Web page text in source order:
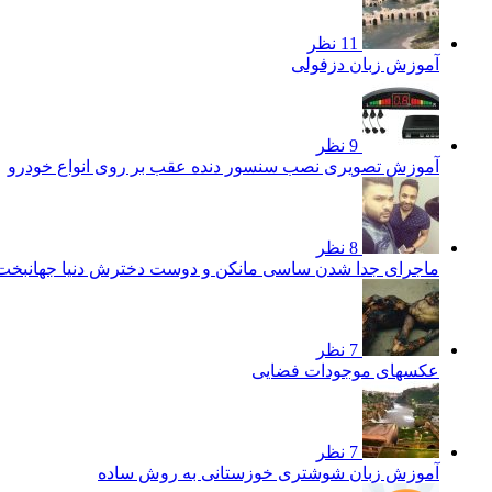
11 نظر
آموزش زبان دزفولی
9 نظر
آموزش تصویری نصب سنسور دنده عقب بر روی انواع خودرو
8 نظر
ماجرای جدا شدن ساسی مانکن و دوست دخترش دنیا
7 نظر
عکسهای موجودات فضایی
7 نظر
آموزش زبان شوشتری خوزستانی به روش ساده